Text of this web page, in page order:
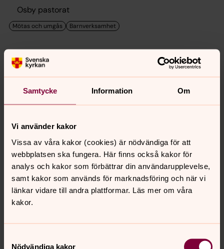
Samtycke Information Om
Vi använder kakor
Vissa av våra kakor (cookies) är nödvändiga för att
webbplatsen ska fungera. Här finns också kakor för
analys och kakor som förbättrar din användarupplevelse,
samt kakor som används för marknadsföring och när vi
länkar vidare till andra plattformar. Läs mer om våra
kakor.
Nödvändiga kakor
Osby pastorat
söndag 27 september 2026
Gudstjänst Kräbbleboda
14.00 00.00 söndag 27 september
Osby pastorat
Kyrkkaffe
söndag 25 oktober 2026